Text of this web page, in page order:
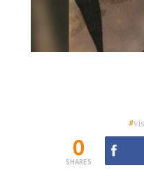
#
0
SHARES